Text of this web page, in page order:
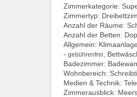
Zimmerkategorie:
Zimmertyp:
Anzahl der Räume:
Anzahl der Betten:
Allgemein:
- gebührenfrei ,
Badezimmer:
Wohnbereich:
Medien & Technik:
Zimmerausblick: